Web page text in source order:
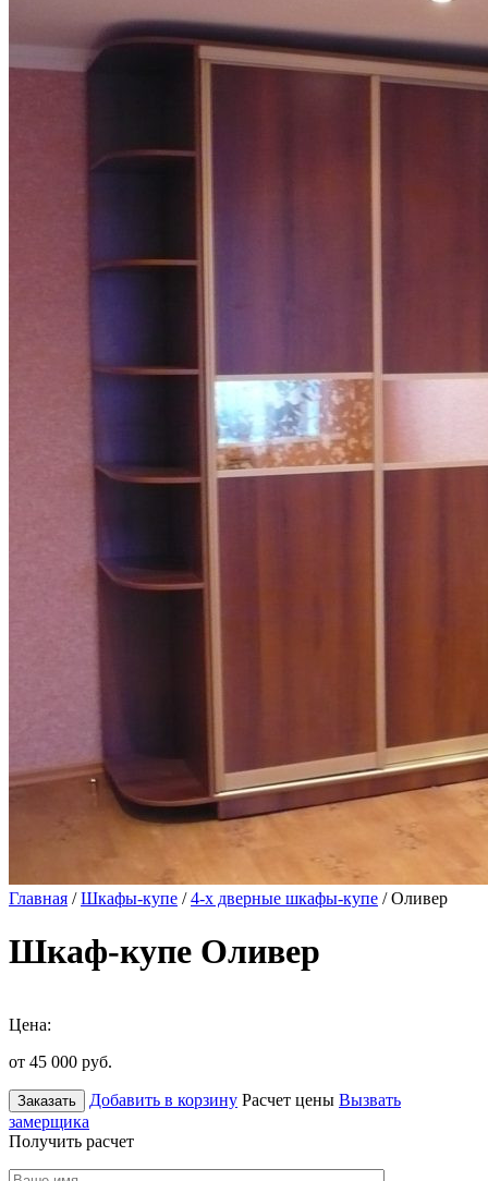
Главная /Шкафы-купе /4-х дверные шкафы-купе / Оливер
Шкаф-купе Оливер
Цена:
от 45 000 руб.
Заказать Добавить в корзину Расчет цены Вызвать
замерщика
Получить расчет